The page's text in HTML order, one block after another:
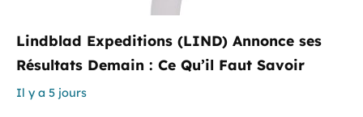
Lindblad Expeditions (LIND) Annonce ses
Résultats Demain : Ce Qu’il Faut Savoir
Il y a 5 jours